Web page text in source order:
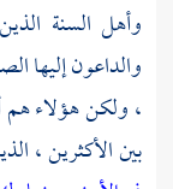
وأهل السنة
والداعون إليها
، ولكن هؤلاء هم
بين الأكثرين ،